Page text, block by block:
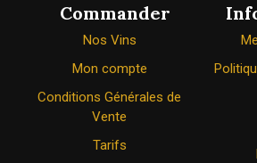
Commander
Nos Vins
Mon compte
Conditions Générales de
Vente
Tarifs